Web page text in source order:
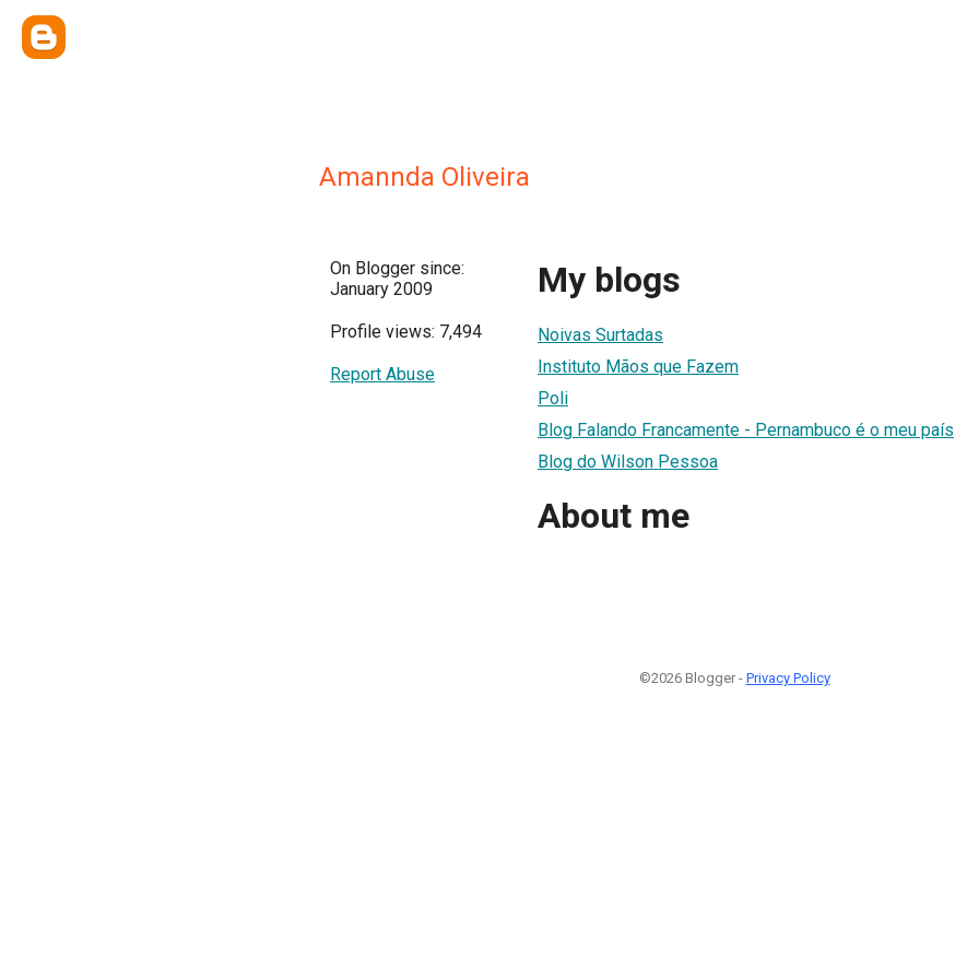
Amannda Oliveira
On Blogger since:
January 2009
Profile views: 7,494
Report Abuse
My blogs
Noivas Surtadas
Instituto Mãos que Fazem
Poli
Blog Falando Francamente - Pernambuco é o meu país
Blog do Wilson Pessoa
About me
©2026 Blogger - Privacy Policy